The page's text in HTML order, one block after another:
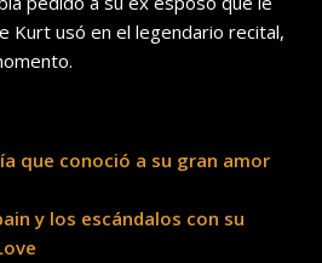
Kurt usó en el legendario recital,
que conoció a su gran amor
y los escándalos con su